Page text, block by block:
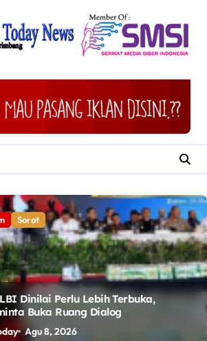
Sorot
Dinilai Perlu Lebih Terbuka,
Buka Ruang Dialog
Agu 8, 2026